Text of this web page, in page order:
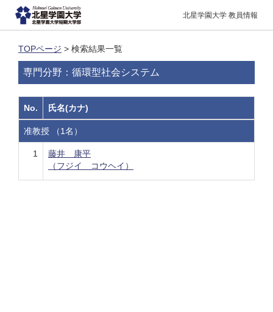
北星学園大学 教員情報
TOPページ > 検索結果一覧
専門分野：循環型社会システム
No. 氏名(カナ)
准教授 （1名）
1
藤井 康平
（フジイ コウヘイ）